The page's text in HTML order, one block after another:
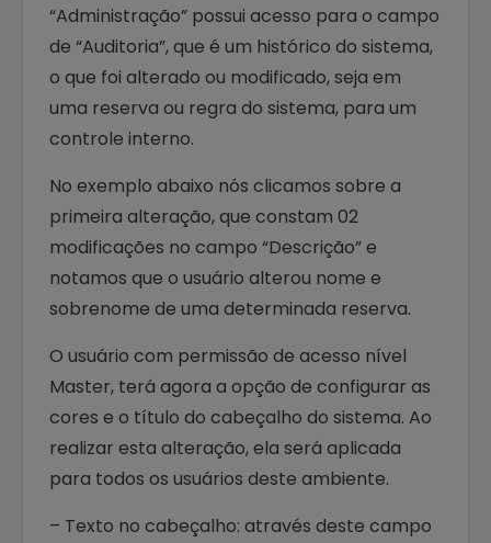
“Administração” possui acesso para o campo
de “Auditoria”, que é um histórico do sistema,
o que foi alterado ou modificado, seja em
uma reserva ou regra do sistema, para um
controle interno.
No exemplo abaixo nós clicamos sobre a
primeira alteração, que constam 02
modificações no campo “Descrição” e
notamos que o usuário alterou nome e
sobrenome de uma determinada reserva.
O usuário com permissão de acesso nível
Master, terá agora a opção de configurar as
cores e o título do cabeçalho do sistema. Ao
realizar esta alteração, ela será aplicada
para todos os usuários deste ambiente.
– Texto no cabeçalho: através deste campo